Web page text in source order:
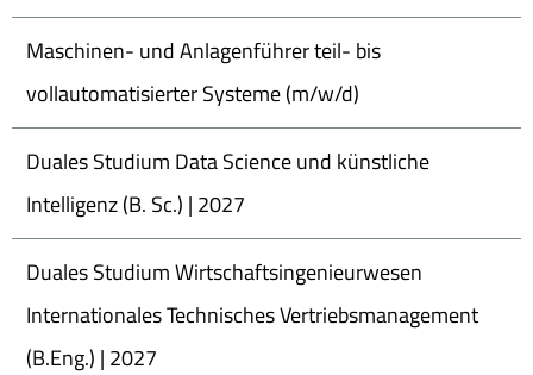
Maschinen- und Anlagenführer teil- bis
vollautomatisierter Systeme (m/w/d)
Duales Studium Data Science und künstliche
Intelligenz (B. Sc.) | 2027
Duales Studium Wirtschaftsingenieurwesen
Internationales Technisches Vertriebsmanagement
(B.Eng.) | 2027